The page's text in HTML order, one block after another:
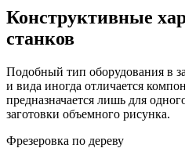
Конструктивные
станков
Подобный тип оборудования в
и вида иногда отличается
предназначается лишь для
заготовки объемного рисунка.
Фрезеровка по дереву